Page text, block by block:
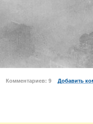
Комментариев: 9 Добавить